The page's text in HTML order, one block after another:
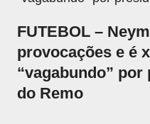
FUTEBOL –
provocações e é
“vagabundo” por
do Remo